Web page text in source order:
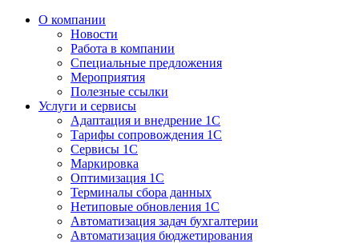
О компании
Новости
Работа в компании
Специальные предложения
Мероприятия
Полезные ссылки
Услуги и сервисы
Адаптация и внедрение 1С
Тарифы сопровождения 1С
Сервисы 1С
Маркировка
Оптимизация 1С
Терминалы сбора данных
Нетиповые обновления 1С
Автоматизация задач бухгалтерии
Автоматизация бюджетирования